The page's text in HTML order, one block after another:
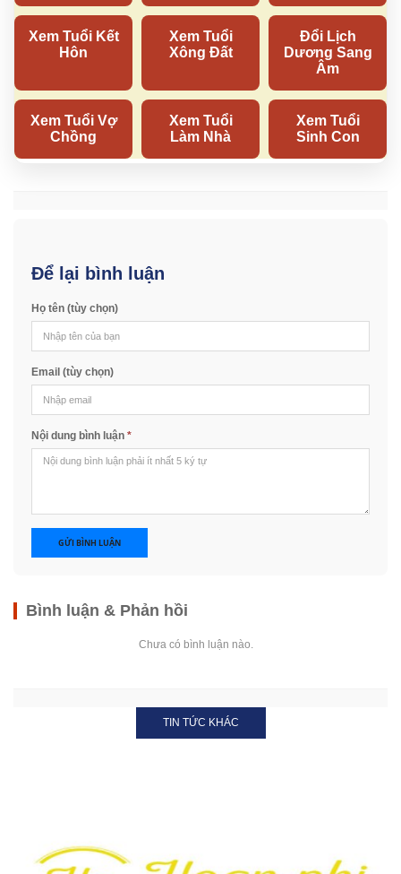
Để lại bình luận
Họ tên (tùy chọn)
Email (tùy chọn)
Nội dung bình luận *
GỬI BÌNH LUẬN
Bình luận & Phản hồi
Chưa có bình luận nào.
TIN TỨC KHÁC